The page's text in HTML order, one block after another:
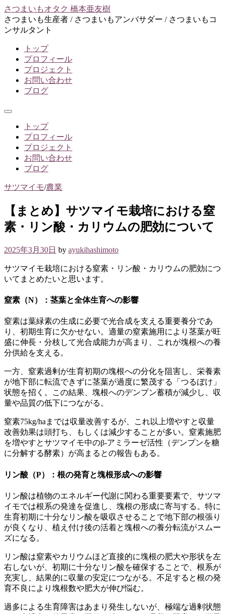
コ
ン
テ
さつまいもオタク 橋本亜友樹
さつまいも生産者 / さつまいもアンバサダー / さつまいもコ
ンサルタント
トップ
プロフィール
プロジェクト
お問い合わせ
ブログ
メ
トップ
プロフィール
プロジェクト
お問い合わせ
ブログ
サツマイモ/農業
【まとめ】サツマイモ栽培における窒
素・リン酸・カリウムの肥効について
2025年3月30日 by ayukihashimoto
サツマイモ栽培における窒素・リン酸・カリウムの肥効につ
いてまとめたいと思います。
窒素（N）：茎葉と全体生育への影響
窒素は葉緑素の生成に必要で光合成を支える重要養分であ
り、初期生育に欠かせない。適量の窒素施用により茎葉が旺
盛に伸長・分枝して光合成能力が高まり、これが塊根への養
分供給を支える。
一方、窒素過剰が生育初期の塊根への分化を阻害し、栄養素
が地下部に転流できずに茎葉が過度に繁茂する「つるぼけ」
状態を招く。この結果、塊根へのデンプン蓄積が減少し、収
量や品質の低下につながる。
窒素75kg/haまでは収量改善するが、これ以上増やすと収量
改善効果は頭打ち、もしくは減少することが多い。窒素施肥
を増やすとサツマイモ中のβ-アミラーゼ活性（デンプンを糖
に分解する酵素）が高まるとの報告もある。
リン酸（P）：根の発育と塊根形成への影響
リン酸は植物のエネルギー代謝に関わる重要要素で、サツマ
イモでは根系の発達を促進し、塊根の形成に寄与する。特に
生育初期に十分なリン酸を吸収させることで地下部の根張り
が良くなり、植え付け後の活着と塊根への養分転流がスムー
ズになる。
リン酸は窒素やカリウムほど直接的に塊根の肥大や形状を左
右しないが、初期に十分なリン酸を確保することで、根系が
充実し、結果的に収量の安定につながる。不足すると根の発
育不良により塊根数や肥大が伸び悩む。
過多による生育障害はあまり発生しないが、極端な過剰状態